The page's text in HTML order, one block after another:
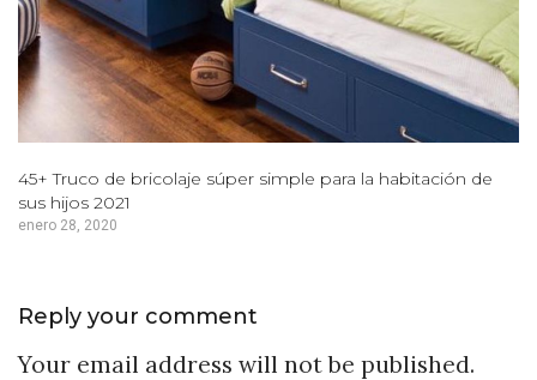
45+ Truco de bricolaje súper simple para la habitación de
sus hijos 2021
enero 28, 2020
Reply your comment
Your email address will not be published.